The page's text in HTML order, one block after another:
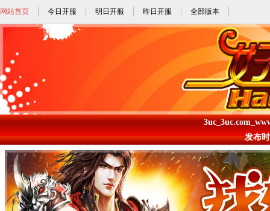
网站首页 今日开服 明日开服 昨日开服 全部版本
发布